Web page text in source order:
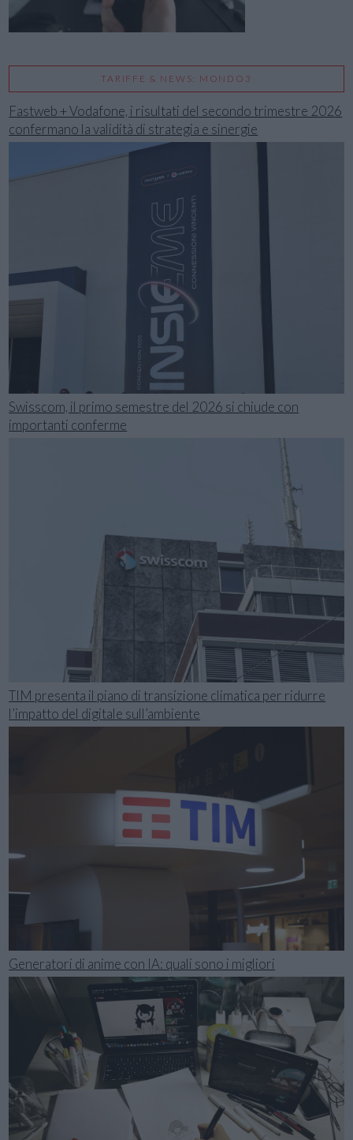
TARIFFE & NEWS: MONDO3
Fastweb + Vodafone, i risultati del secondo trimestre 2026
confermano la validità di strategia e sinergie
Swisscom, il primo semestre del 2026 si chiude con
importanti conferme
TIM presenta il piano di transizione climatica per ridurre
l’impatto del digitale sull’ambiente
Generatori di anime con IA: quali sono i migliori